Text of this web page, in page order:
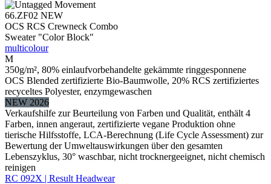
66.ZF02 NEW
OCS RCS Crewneck Combo
Sweater "Color Block"
multicolour
M
350g/m², 80% einlaufvorbehandelte gekämmte ringgesponnene
OCS Blended zertifizierte Bio-Baumwolle, 20% RCS zertifiziertes
recyceltes Polyester, enzymgewaschen
NEW 2026
Verkaufshilfe zur Beurteilung von Farben und Qualität, enthält 4
Farben, innen angeraut, zertifizierte vegane Produktion ohne
tierische Hilfsstoffe, LCA-Berechnung (Life Cycle Assessment) zur
Bewertung der Umweltauswirkungen über den gesamten
Lebenszyklus, 30° waschbar, nicht trocknergeeignet, nicht chemisch
reinigen
RC 092X | Result Headwear